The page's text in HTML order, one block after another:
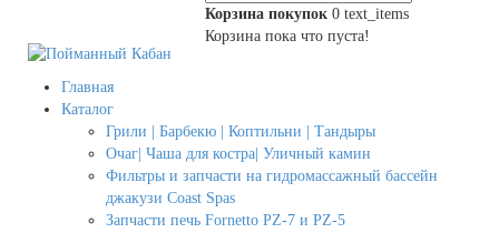
Корзина покупок 0 text_items
Корзина пока что пуста!
Главная
Каталог
Грили | Барбекю | Коптильни | Тандыры
Очаг| Чаша для костра| Уличный камин
Фильтры и запчасти на гидромассажный бассейн
джакузи Coast Spas
Запчасти печь Fornetto PZ-7 и PZ-5